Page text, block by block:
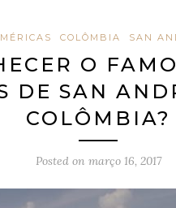
COLÔMBIA SAN
O
DE SAN
COLÔMBIA?
Posted on março 16, 2017